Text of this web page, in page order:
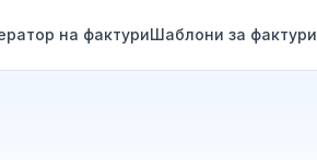
на фактуриШаблони за фактури